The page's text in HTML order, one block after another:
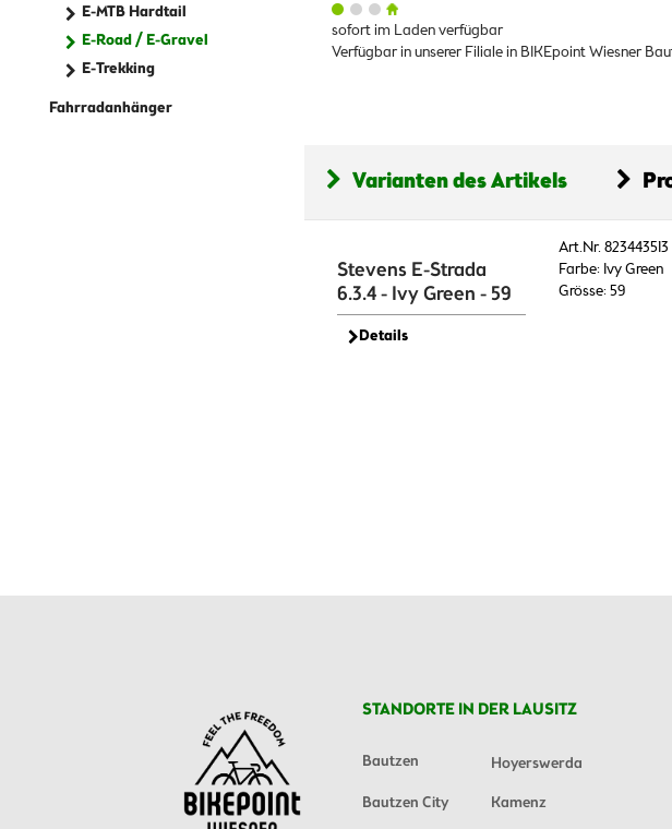
E-MTB Hardtail
E-Road / E-Gravel
E-Trekking
Fahrradanhänger
sofort im Laden verfügbar
Verfügbar in unserer Filiale in BIKEpoint Wiesner
Varianten des Artikels
Stevens E-Strada
6.3.4 - Ivy Green - 59
Details
Art.Nr. 823443513
Farbe: Ivy Green
Grösse: 59
STANDORTE IN DER LAUSITZ
Bautzen
Hoyerswerda
Bautzen City
Kamenz